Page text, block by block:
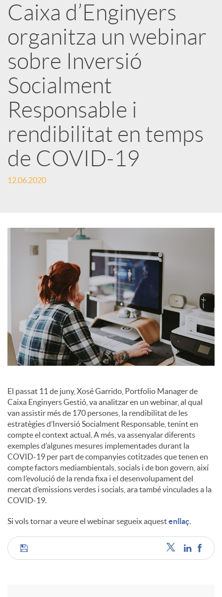
r
x
e
s
S
o
s
Caixa d’Enginyers
organitza un webinar
sobre Inversió
Socialment
Responsable i
rendibilitat en temps
de COVID-19
12.06.2020
El passat 11 de juny, Xosé Garrido, Portfolio Manager de
Caixa Enginyers Gestió, va analitzar en un webinar, al qual
van assistir més de 170 persones, la rendibilitat de les
estratègies d’Inversió Socialment Responsable, tenint en
compte el context actual. A més, va assenyalar diferents
exemples d’algunes mesures implementades durant la
COVID-19 per part de companyies cotitzades que tenen en
compte factors mediambientals, socials i de bon govern, així
com l’evolució de la renda fixa i el desenvolupament del
mercat d’emissions verdes i socials, ara també vinculades a la
COVID-19.
Si vols tornar a veure el webinar segueix aquestenllaç.
C